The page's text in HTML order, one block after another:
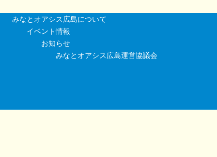
みなとオアシス広島について
イベント情報
お知らせ
みなとオアシス広島運営協議会